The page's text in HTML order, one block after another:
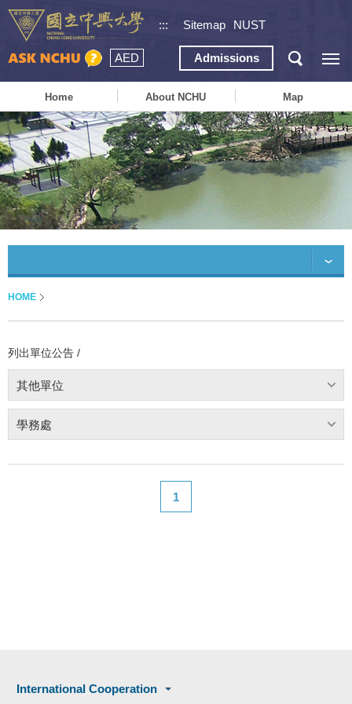
::: Sitemap NUST
AED Admissions
Home About NCHU Map
HOME
列出單位公告 /
其他單位
學務處
1
International Cooperation